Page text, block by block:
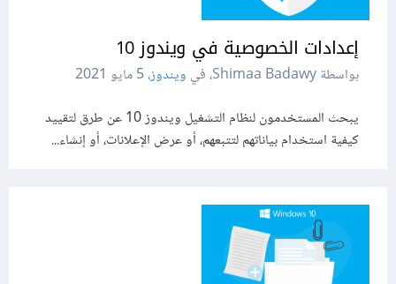
إعدادات الخصوصية في ويندوز 10
بواسطة Shimaa Badawy، في ويندوز،5 مايو 2021
يبحث المستخدمون لنظام التشغيل ويندوز 10 عن طرق لتقييد
كيفية استخدام بياناتهم لتتبعهم، أو عرض الإعلانات، أو إنشاء...